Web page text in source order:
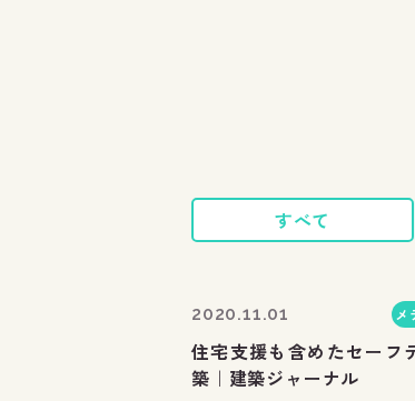
すべて
2020.11.01 メ
住宅支援も含めたセーフ
築｜建築ジャーナル